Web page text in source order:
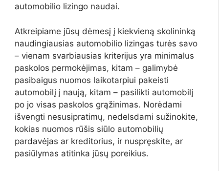
automobilio lizingo naudai.
Atkreipiame jūsų dėmesį į kiekvieną skolininką
naudingiausias automobilio lizingas turės savo
– vienam svarbiausias kriterijus yra minimalus
paskolos permokėjimas, kitam – galimybė
pasibaigus nuomos laikotarpiui pakeisti
automobilį į naują, kitam – pasilikti automobilį
po jo visas paskolos grąžinimas. Norėdami
išvengti nesusipratimų, nedelsdami sužinokite,
kokias nuomos rūšis siūlo automobilių
pardavėjas ar kreditorius, ir nuspręskite, ar
pasiūlymas atitinka jūsų poreikius.